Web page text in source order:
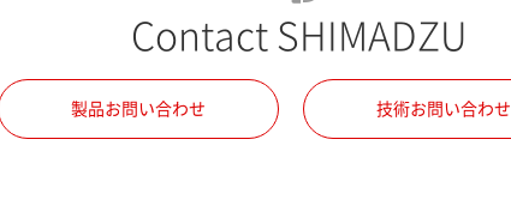
Contact SHIMADZU
製品お問い合わせ 技術お問い合わせ